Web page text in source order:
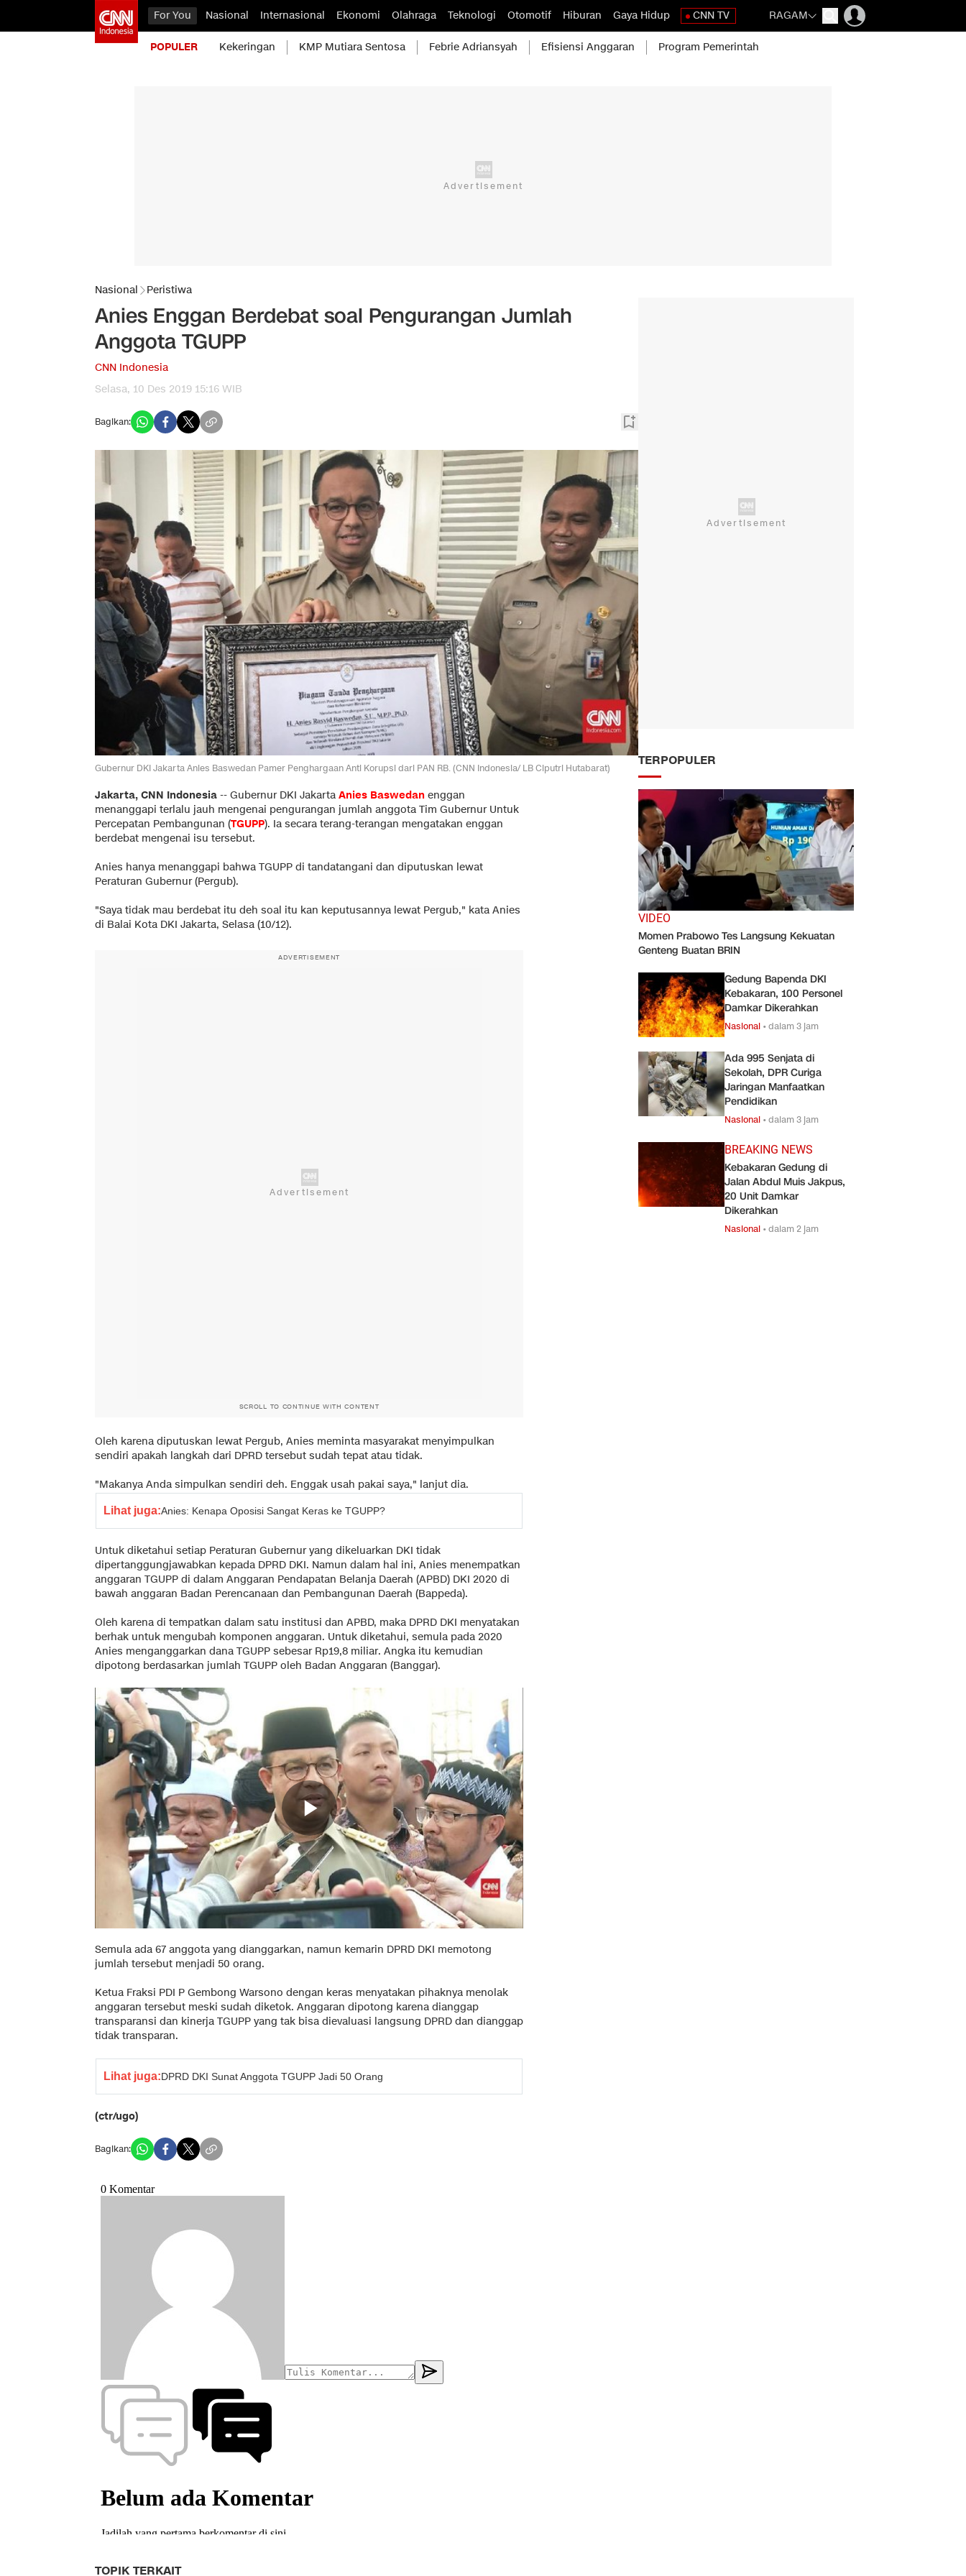
For You Nasional Internasional Ekonomi Olahraga Teknologi Otomotif Hiburan Gaya Hidup CNN TV RAGAM
POPULER Kekeringan KMP Mutiara Sentosa Febrie Adriansyah Efisiensi Anggaran Program Pemerintah
Nasional Peristiwa
Anies Enggan Berdebat soal Pengurangan Jumlah
Anggota TGUPP
CNN Indonesia
Selasa, 10 Des 2019 15:16 WIB
Bagikan:
Gubernur DKI Jakarta Anies Baswedan Pamer Penghargaan Anti Korupsi dari PAN RB. (CNN Indonesia/ LB Ciputri Hutabarat)
Jakarta, CNN Indonesia -- Gubernur DKI Jakarta Anies Baswedan enggan
menanggapi terlalu jauh mengenai pengurangan jumlah anggota Tim Gubernur Untuk
Percepatan Pembangunan (TGUPP). Ia secara terang-terangan mengatakan enggan
berdebat mengenai isu tersebut.
Anies hanya menanggapi bahwa TGUPP di tandatangani dan diputuskan lewat
Peraturan Gubernur (Pergub).
"Saya tidak mau berdebat itu deh soal itu kan keputusannya lewat Pergub," kata Anies
di Balai Kota DKI Jakarta, Selasa (10/12).
ADVERTISEMENT
SCROLL TO CONTINUE WITH CONTENT
Oleh karena diputuskan lewat Pergub, Anies meminta masyarakat menyimpulkan
sendiri apakah langkah dari DPRD tersebut sudah tepat atau tidak.
"Makanya Anda simpulkan sendiri deh. Enggak usah pakai saya," lanjut dia.
Lihat juga:Anies: Kenapa Oposisi Sangat Keras ke TGUPP?
Untuk diketahui setiap Peraturan Gubernur yang dikeluarkan DKI tidak
dipertanggungjawabkan kepada DPRD DKI. Namun dalam hal ini, Anies menempatkan
anggaran TGUPP di dalam Anggaran Pendapatan Belanja Daerah (APBD) DKI 2020 di
bawah anggaran Badan Perencanaan dan Pembangunan Daerah (Bappeda).
Oleh karena di tempatkan dalam satu institusi dan APBD, maka DPRD DKI menyatakan
berhak untuk mengubah komponen anggaran. Untuk diketahui, semula pada 2020
Anies menganggarkan dana TGUPP sebesar Rp19,8 miliar. Angka itu kemudian
dipotong berdasarkan jumlah TGUPP oleh Badan Anggaran (Banggar).
Semula ada 67 anggota yang dianggarkan, namun kemarin DPRD DKI memotong
jumlah tersebut menjadi 50 orang.
Ketua Fraksi PDI P Gembong Warsono dengan keras menyatakan pihaknya menolak
anggaran tersebut meski sudah diketok. Anggaran dipotong karena dianggap
transparansi dan kinerja TGUPP yang tak bisa dievaluasi langsung DPRD dan dianggap
tidak transparan.
Lihat juga:DPRD DKI Sunat Anggota TGUPP Jadi 50 Orang
(ctr/ugo)
Bagikan:
TOPIK TERKAIT
TERPOPULER
VIDEO
Momen Prabowo Tes Langsung Kekuatan
Genteng Buatan BRIN
Gedung Bapenda DKI
Kebakaran, 100 Personel
Damkar Dikerahkan
Nasional •dalam 3 jam
Ada 995 Senjata di
Sekolah, DPR Curiga
Jaringan Manfaatkan
Pendidikan
Nasional •dalam 3 jam
BREAKING NEWS
Kebakaran Gedung di
Jalan Abdul Muis Jakpus,
20 Unit Damkar
Dikerahkan
Nasional •dalam 2 jam